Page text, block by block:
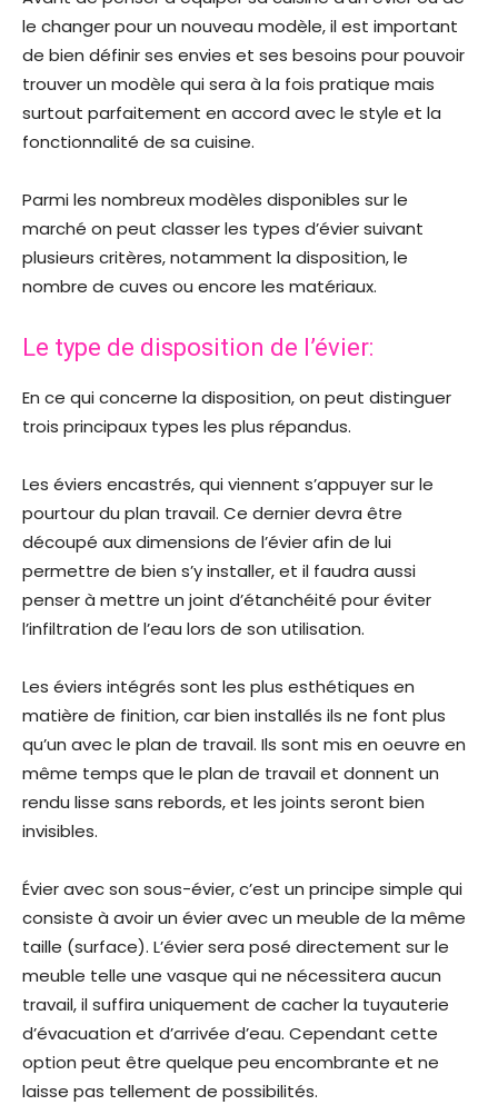
le changer pour un nouveau modèle, il est important
de bien définir ses envies et ses besoins pour pouvoir
trouver un modèle qui sera à la fois pratique mais
surtout parfaitement en accord avec le style et la
fonctionnalité de sa cuisine.
Parmi les nombreux modèles disponibles sur le
marché on peut classer les types d’évier suivant
plusieurs critères, notamment la disposition, le
nombre de cuves ou encore les matériaux.
Le type de disposition de l’évier:
En ce qui concerne la disposition, on peut distinguer
trois principaux types les plus répandus.
Les éviers encastrés, qui viennent s’appuyer sur le
pourtour du plan travail. Ce dernier devra être
découpé aux dimensions de l’évier afin de lui
permettre de bien s’y installer, et il faudra aussi
penser à mettre un joint d’étanchéité pour éviter
l’infiltration de l’eau lors de son utilisation.
Les éviers intégrés sont les plus esthétiques en
matière de finition, car bien installés ils ne font plus
qu’un avec le plan de travail. Ils sont mis en oeuvre en
même temps que le plan de travail et donnent un
rendu lisse sans rebords, et les joints seront bien
invisibles.
Évier avec son sous-évier, c’est un principe simple qui
consiste à avoir un évier avec un meuble de la même
taille (surface). L’évier sera posé directement sur le
meuble telle une vasque qui ne nécessitera aucun
travail, il suffira uniquement de cacher la tuyauterie
d’évacuation et d’arrivée d’eau. Cependant cette
option peut être quelque peu encombrante et ne
laisse pas tellement de possibilités.